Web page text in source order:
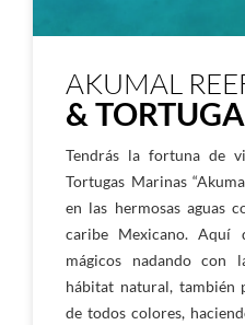
AKUMAL
&
Tendrás la fortuna de
Tortugas Marinas
en las hermosas aguas
caribe Mexicano. Aquí
mágicos nadando con
hábitat natural, también
de todos colores,